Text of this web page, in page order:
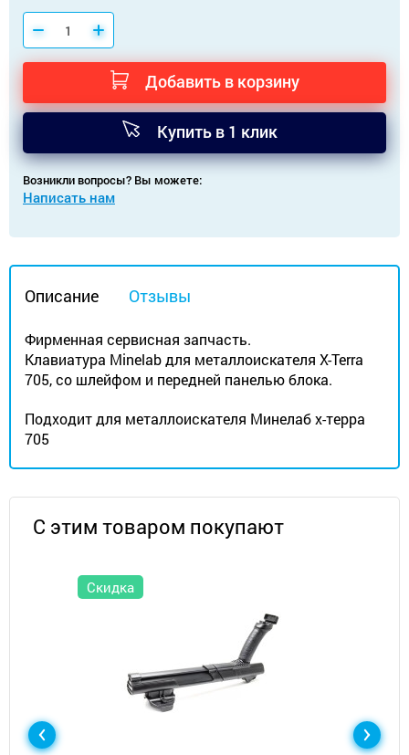
Добавить в корзину
Купить в 1 клик
Возникли вопросы? Вы можете:
Написать нам
Описание Отзывы
Фирменная сервисная запчасть.
Клавиатура Minelab для металлоискателя X-Terra
705, со шлейфом и передней панелью блока.
Подходит для металлоискателя Минелаб х-терра
705
С этим товаром покупают
Скидка